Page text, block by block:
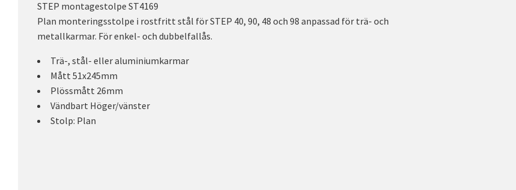
STEP montagestolpe ST4169
Plan monteringsstolpe i rostfritt stål för STEP 40, 90, 48 och 98 anpassad för trä- och
metallkarmar. För enkel- och dubbelfallås.
Trä-, stål- eller aluminiumkarmar
Mått 51x245mm
Plössmått 26mm
Vändbart Höger/vänster
Stolp: Plan